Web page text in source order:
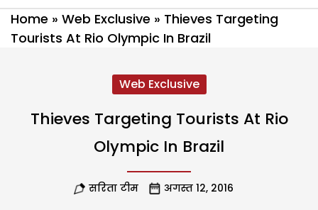
Home » Web Exclusive » Thieves Targeting
Tourists At Rio Olympic In Brazil
Web Exclusive
Thieves Targeting Tourists At Rio
Olympic In Brazil
सरिता टीम अगस्त 12, 2016